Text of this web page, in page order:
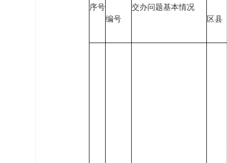
序号
编号
交办问题基本情况
区县